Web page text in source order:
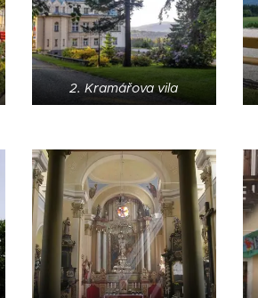
2. Kramářova vila